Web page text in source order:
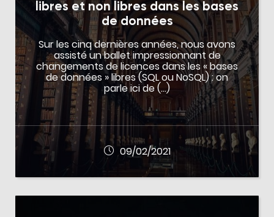
libres et non libres dans les bases
de données
Sur les cinq dernières années, nous avons
assisté un ballet impressionnant de
changements de licences dans les « bases
de données » libres (SQL ou NoSQL) : on
parle ici de (…)
09/02/2021